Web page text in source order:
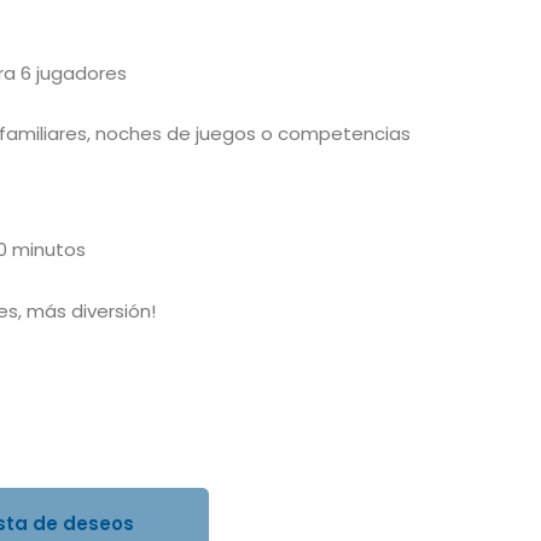
6 jugadores
noches de juegos o competencias
minutos
más diversión!
de deseos